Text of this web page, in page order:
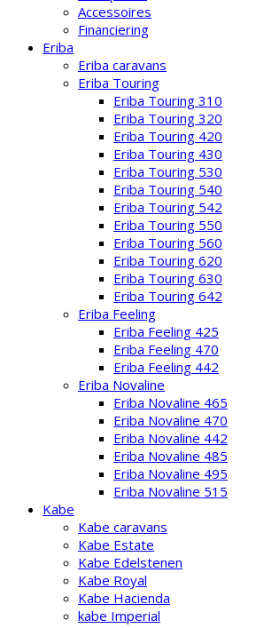
Accessoires
Financiering
Eriba
Eriba caravans
Eriba Touring
Eriba Touring 310
Eriba Touring 320
Eriba Touring 420
Eriba Touring 430
Eriba Touring 530
Eriba Touring 540
Eriba Touring 542
Eriba Touring 550
Eriba Touring 560
Eriba Touring 620
Eriba Touring 630
Eriba Touring 642
Eriba Feeling
Eriba Feeling 425
Eriba Feeling 470
Eriba Feeling 442
Eriba Novaline
Eriba Novaline 465
Eriba Novaline 470
Eriba Novaline 442
Eriba Novaline 485
Eriba Novaline 495
Eriba Novaline 515
Kabe
Kabe caravans
Kabe Estate
Kabe Edelstenen
Kabe Royal
Kabe Hacienda
kabe Imperial